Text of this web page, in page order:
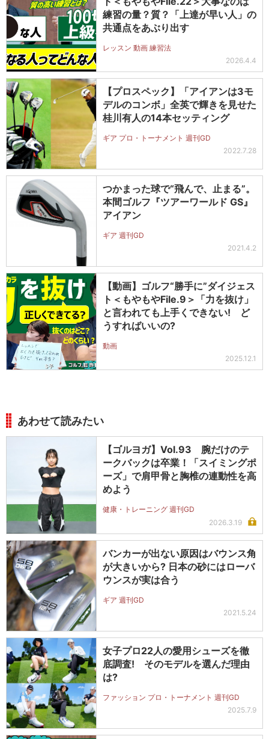
練習の量？質？「上達が早い人」の
共通点をあぶり出す
レッスン 動画 練習法
2026.4.4
【プロスペック】「アイアンは3モ
デルのコンボ」全英で輝きを見せた
桂川有人の14本セッティング
ギア プロ・トーナメント 週刊GD
2022.7.28
つかまった球で“飛んで、止まる”。
本間ゴルフ『ツアーワールド GS』
アイアン
ギア 週刊GD
2021.4.2
【動画】ゴルフ“勝手に”ダイジェス
ト＜もやもやFile.9＞「力を抜け」
と言われても上手くできない! ど
うすればいいの?
動画
2025.12.1
あわせて読みたい
【ゴルヨガ】Vol.93 腕だけのテ
ークバックは卒業！「スイミングポ
ーズ」で肩甲骨と胸椎の連動性を高
めよう
健康・トレーニング 週刊GD
2026.3.19
バンカーが出ない原因はバウンス角
が大きいから? 日本の砂にはローバ
ウンスが実は合う
ギア 週刊GD
2021.5.24
女子プロ22人の愛用シューズを徹
底調査! そのモデルを選んだ理由
は?
ファッション プロ・トーナメント 週刊GD
2025.7.9